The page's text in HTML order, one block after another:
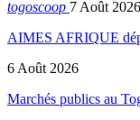
togoscoop 7 Août 2026
AIMES AFRIQUE
6 Août 2026
Marchés publics au